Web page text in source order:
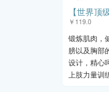
【世界顶
￥119.0
锻炼肌肉，
膀以及胸部
设计，精心
上肢力量训